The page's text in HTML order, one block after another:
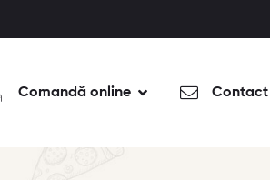
Comandă online Contact